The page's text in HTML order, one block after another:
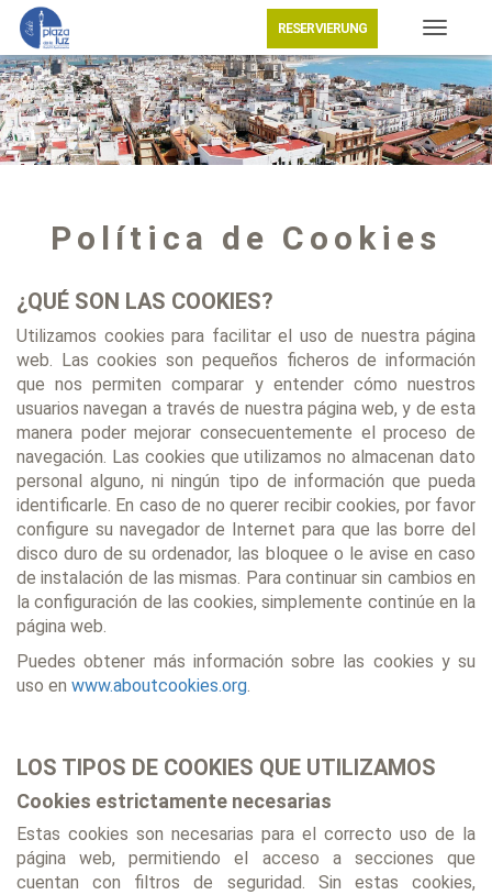
Toggle
RESERVIERUNG
Política de Cookies
¿QUÉ SON LAS COOKIES?
Utilizamos cookies para facilitar el uso de nuestra página
web. Las cookies son pequeños ficheros de información
que nos permiten comparar y entender cómo nuestros
usuarios navegan a través de nuestra página web, y de esta
manera poder mejorar consecuentemente el proceso de
navegación. Las cookies que utilizamos no almacenan dato
personal alguno, ni ningún tipo de información que pueda
identificarle. En caso de no querer recibir cookies, por favor
configure su navegador de Internet para que las borre del
disco duro de su ordenador, las bloquee o le avise en caso
de instalación de las mismas. Para continuar sin cambios en
la configuración de las cookies, simplemente continúe en la
página web.
Puedes obtener más información sobre las cookies y su
uso en www.aboutcookies.org.
LOS TIPOS DE COOKIES QUE UTILIZAMOS
Cookies estrictamente necesarias
Estas cookies son necesarias para el correcto uso de la
página web, permitiendo el acceso a secciones que
cuentan con filtros de seguridad. Sin estas cookies,